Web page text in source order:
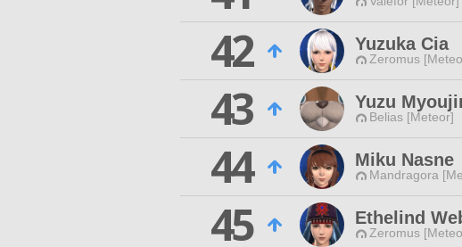
42
Yuzuka Cia
Zeromus
43
Yuzu
Belias [Meteor]
44
Miku Nasne
Mandragora
45
Ethelind
Zeromus